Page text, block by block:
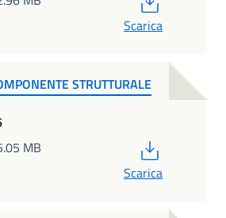
Scarica
STRUTTURALE
MB
Scarica